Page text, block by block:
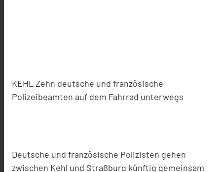
KEHL Zehn deutsche und französische
Polizeibeamten auf dem Fahrrad unterwegs
Deutsche und französische Polizisten gehen
zwischen Kehl und Straßburg künftig gemeinsam